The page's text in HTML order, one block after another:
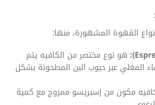
القهوة المشهورة، منها:
هو نوع مختصر من الكافيه يتم
المغلي عبر حبوب البن المطحونة بشكل
مكون من إسبريسو ممزوج مع كمية